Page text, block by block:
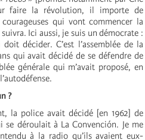
faire la révolution, il importe de
qui vont commencer la
Ici aussi, je suis un démocrate :
décider. C’est l’assemblée de la
qui avait décidé de se défendre de
générale qui m’avait proposé, en
?
la police avait décidé [en 1962] de
déroulait à La Convención. Je me
à la radio qu’ils avaient eux-